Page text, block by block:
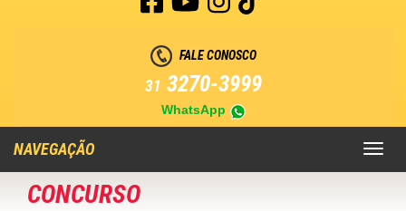
FALE CONOSCO
31 3270-3999
WhatsApp
Toggle
NAVEGAÇÃO
CONCURSO